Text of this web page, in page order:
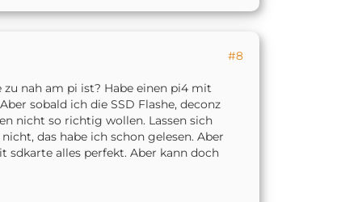
#8
nah am pi ist? Habe einen pi4 mit
sobald ich die SSD Flashe, deconz
nicht so richtig wollen. Lassen sich
das habe ich schon gelesen. Aber
sdkarte alles perfekt. Aber kann doch